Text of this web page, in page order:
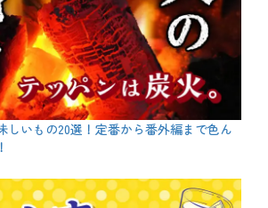
しいもの20選！定番から番外編まで色ん